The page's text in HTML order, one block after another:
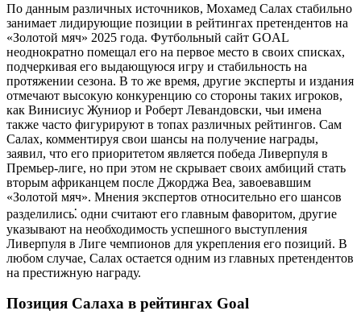
По данным различных источников, Мохамед Салах стабильно
занимает лидирующие позиции в рейтингах претендентов на
«Золотой мяч» 2025 года. Футбольный сайт GOAL
неоднократно помещал его на первое место в своих списках,
подчеркивая его выдающуюся игру и стабильность на
протяжении сезона. В то же время, другие эксперты и издания
отмечают высокую конкуренцию со стороны таких игроков,
как Винисиус Жуниор и Роберт Левандовски, чьи имена
также часто фигурируют в топах различных рейтингов. Сам
Салах, комментируя свои шансы на получение награды,
заявил, что его приоритетом является победа Ливерпуля в
Премьер-лиге, но при этом не скрывает своих амбиций стать
вторым африканцем после Джорджа Веа, завоевавшим
«Золотой мяч». Мнения экспертов относительно его шансов
разделились⁚ одни считают его главным фаворитом, другие
указывают на необходимость успешного выступления
Ливерпуля в Лиге чемпионов для укрепления его позиций. В
любом случае, Салах остается одним из главных претендентов
на престижную награду.
Позиция Салаха в рейтингах Goal